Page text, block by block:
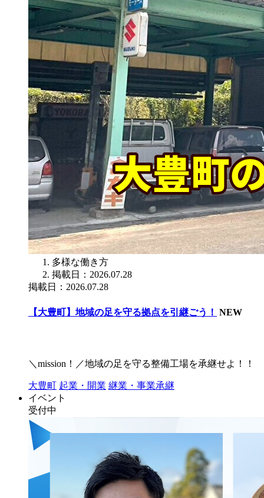
多様な働き方
掲載日：2026.07.28
掲載日：2026.07.28
【大豊町】地域の足を守る拠点を引継ごう！ NEW
＼mission！／地域の足を守る整備工場を承継せよ！！
大豊町 起業・開業 継業・事業承継
イベント
受付中